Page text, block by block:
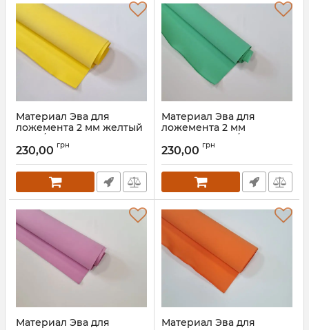
Материал Эва для
ложемента 2 мм желтый
100кг/м3 (145*125 см)
Артикул: 90005
230,00 грн
Материал Эва для
ложемента 2 мм
зеленый 100кг/м3 (145*125
см)
Артикул: 90006
230,00 грн
Материал Эва для
Материал Эва для